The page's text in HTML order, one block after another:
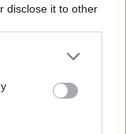
disclose it to other